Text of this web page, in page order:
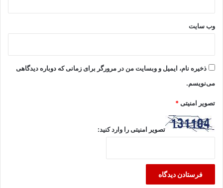
وب‌ سایت
ذخیره نام، ایمیل و وبسایت من در مرورگر برای زمانی که دوباره دیدگاهی
می‌نویسم.
تصویر امنیتی*
تصویر امنیتی را وارد کنید: